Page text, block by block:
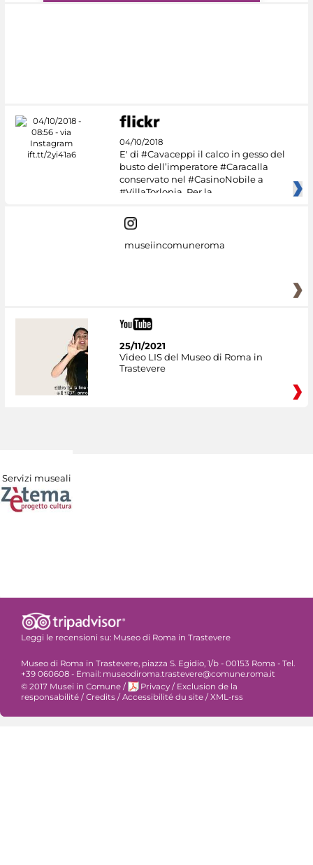
04/10/2018
E' di #Cavaceppi il calco in gesso del
busto dell’imperatore #Caracalla
conservato nel #CasinoNobile a
#VillaTorlonia. Per la
museiincomuneroma
25/11/2021
Video LIS del Museo di Roma in
Trastevere
Servizi museali
Leggi le recensioni su: Museo di Roma in Trastevere
Museo di Roma in Trastevere, piazza S. Egidio, 1/b - 00153 Roma - Tel.
+39 060608 - Email: museodiroma.trastevere@comune.roma.it
© 2017 Musei in Comune / Privacy / Exclusion de la
responsabilité /Credits /Accessibilité du site /XML-rss